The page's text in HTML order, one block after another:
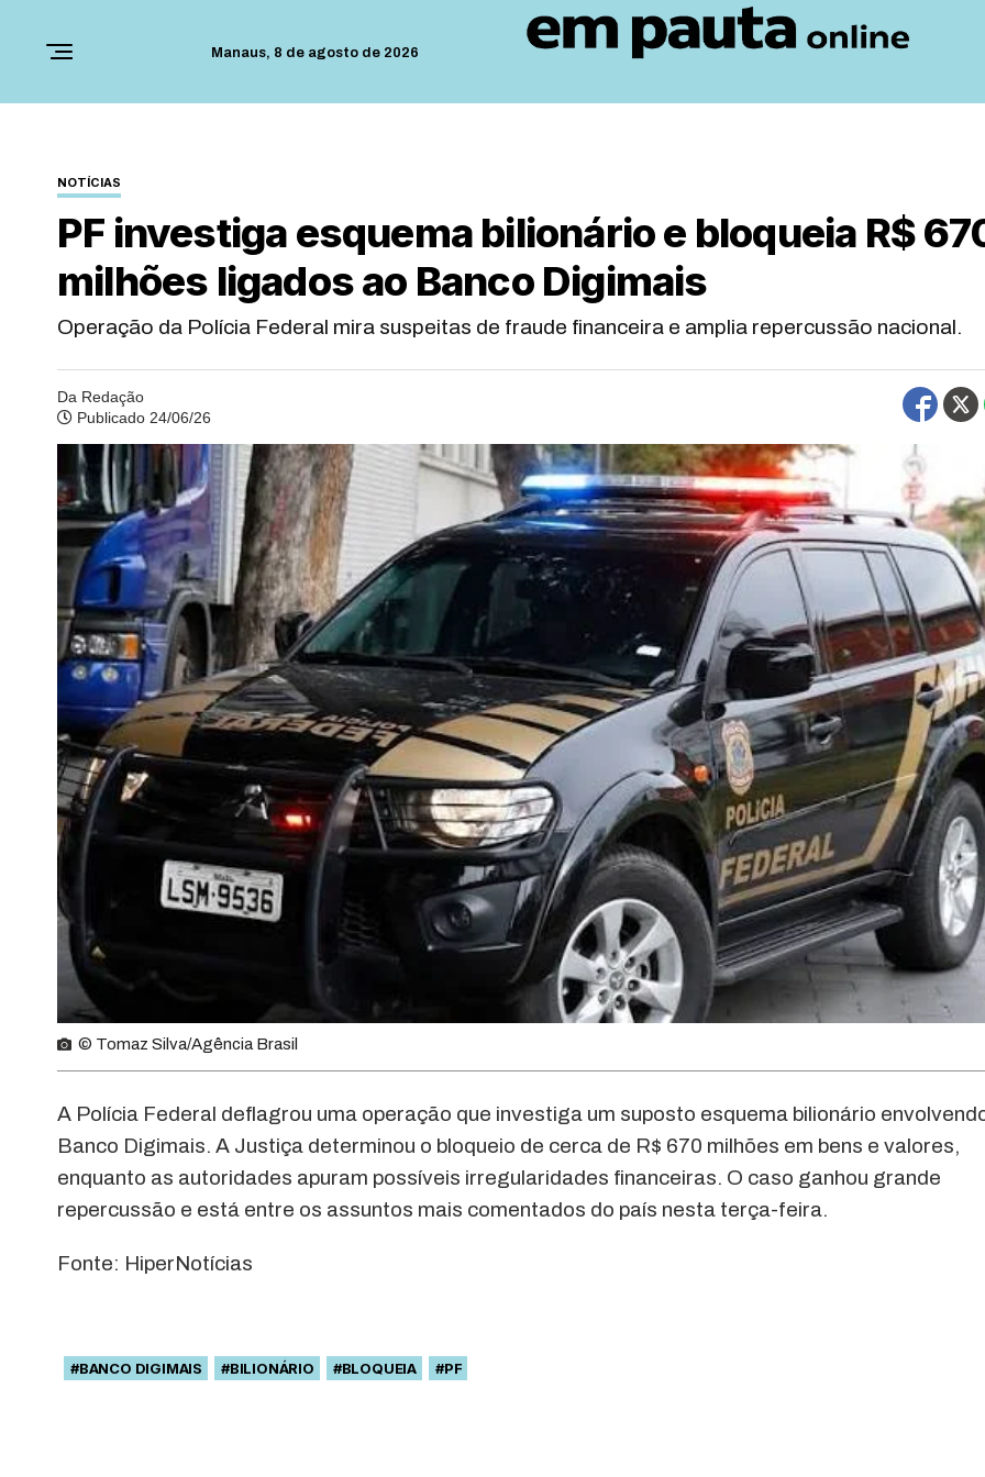
Manaus, 8 de agosto de 2026
NOTÍCIAS
PF investiga esquema bilionário e bloqueia R$
milhões ligados ao Banco Digimais
Operação da Polícia Federal mira suspeitas de fraude financeira e amplia repercussão nacional.
Da Redação
Publicado 24/06/26
© Tomaz Silva/Agência Brasil
A Polícia Federal deflagrou uma operação que investiga um suposto esquema bilionário
Banco Digimais. A Justiça determinou o bloqueio de cerca de R$ 670 milhões em bens e valores,
enquanto as autoridades apuram possíveis irregularidades financeiras. O caso ganhou grande
repercussão e está entre os assuntos mais comentados do país nesta terça-feira.
Fonte: HiperNotícias
#BANCO DIGIMAIS #BILIONÁRIO #BLOQUEIA #PF